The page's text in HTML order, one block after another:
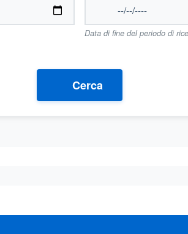
Data di fine del periodo di
Cerca